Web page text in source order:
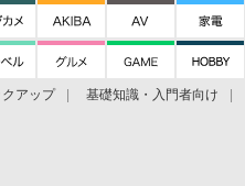
アップ 基礎知識・入門者向け